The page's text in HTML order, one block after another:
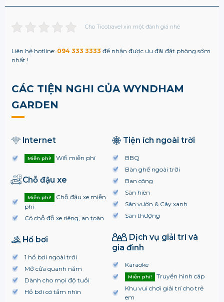
Cho Ticotravel xin một đánh giá nhé
Liên hệ hotline: 094 333 3333 để nhận được ưu đãi đặt phòng sớm
nhất !
CÁC TIỆN NGHI CỦA WYNDHAM
GARDEN
Internet
Miễn phí! Wifi miễn phí
Chỗ đậu xe
Miễn phí!
Chỗ đậu xe miễn
phí
Có chỗ đỗ xe riêng, an toàn
Hồ bơi
1 hồ bơi ngoài trời
Mở cửa quanh năm
Dành cho mọi độ tuổi
Hồ bơi có tầm nhìn
Tiện ích ngoài trời
BBQ
Bàn ghế ngoài trời
Ban công
Sân hiên
Sân vườn & Cây xanh
Sân thượng
Dịch vụ giải trí và
gia đình
Karaoke
Miễn phí!
Truyền hình cáp
Khu vui chơi giải trí cho trẻ
em